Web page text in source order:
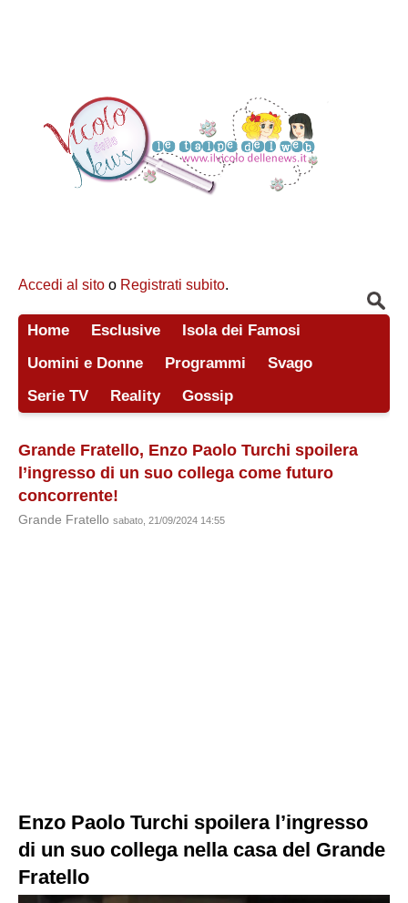
Accedi al sito o Registrati subito.
Home Esclusive
Isola dei Famosi
Uomini e Donne
Programmi
Svago
Serie TV
Reality Gossip
Grande Fratello, Enzo Paolo Turchi spoilera
l’ingresso di un suo collega come futuro
concorrente!
Grande Fratello sabato, 21/09/2024 14:55
Enzo Paolo Turchi spoilera l’ingresso
di un suo collega nella casa del Grande
Fratello